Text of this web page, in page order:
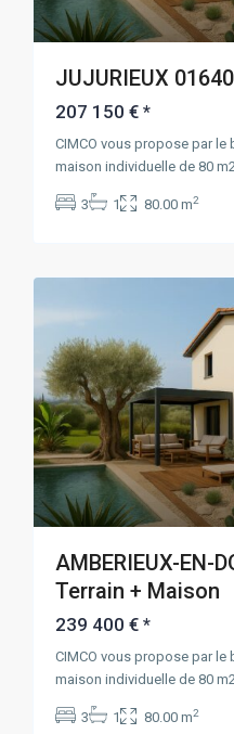
JUJURIEUX
207 150 €*
CIMCO vous propose par le
maison individuelle de 80
3 1 80.00 m2
AMBERIEUX-EN-
Terrain + Maison
239 400 €*
CIMCO vous propose par le
maison individuelle de 80
3 1 80.00 m2